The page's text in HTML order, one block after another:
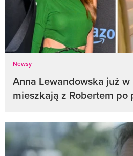
Newsy
Anna Lewandowska już w
mieszkają z Robertem